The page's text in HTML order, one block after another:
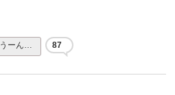
うーん… 87